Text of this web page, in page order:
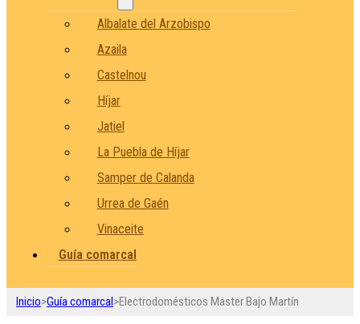
Albalate del Arzobispo
Azaila
Castelnou
Híjar
Jatiel
La Puebla de Híjar
Samper de Calanda
Urrea de Gaén
Vinaceite
Guía comarcal
Inicio>Guía comarcal>Electrodomésticos Master Bajo Martín